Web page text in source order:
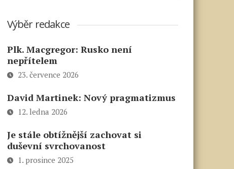
Výběr redakce
Plk. Macgregor: Rusko není
nepřítelem
23. července 2026
David Martinek: Nový pragmatizmus
12. ledna 2026
Je stále obtížnější zachovat si
duševní svrchovanost
1. prosince 2025